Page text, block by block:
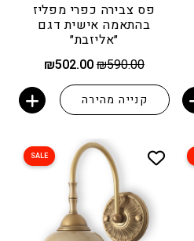
פס צבירה כפרי מפליז
בהתאמה אישית דגם
״אליזבת״
₪590.00 המחיר
היה:
₪590.00.
₪502.00
הוא:
קנייה מהירה
SALE